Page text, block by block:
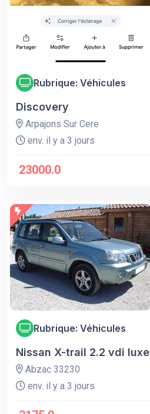
Rubrique: Véhicules
Discovery
Arpajons Sur Cere
env. il y a 3 jours
23000.0
Rubrique: Véhicules
Nissan X-trail 2.2 vdi luxe
Abzac 33230
env. il y a 3 jours